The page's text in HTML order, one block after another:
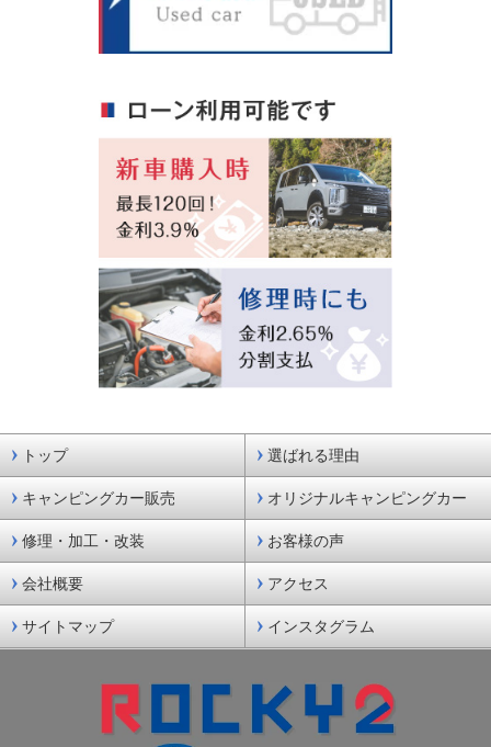
トップ 選ばれる理由
キャンピングカー販売 オリジナルキャンピングカー
修理・加工・改装 お客様の声
会社概要 アクセス
サイトマップ インスタグラム